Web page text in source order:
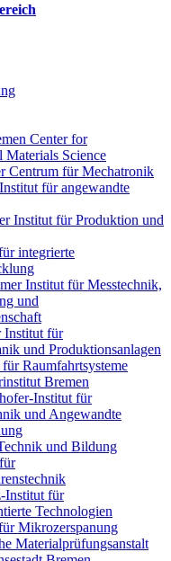
Center for
Materials Science
Centrum für Mechatronik
für angewandte
Institut für Produktion und
integrierte
Institut für Messtechnik,
und
Institut für
und Produktionsanlagen
Raumfahrtsysteme
Bremen
Institut für
und Angewandte
und Bildung
Institut für
Technologien
Mikrozerspanung
Materialprüfungsanstalt